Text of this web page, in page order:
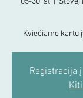
Kviečiame kartu
Registracija